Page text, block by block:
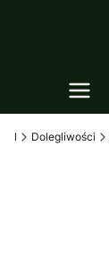
Dolegliwości